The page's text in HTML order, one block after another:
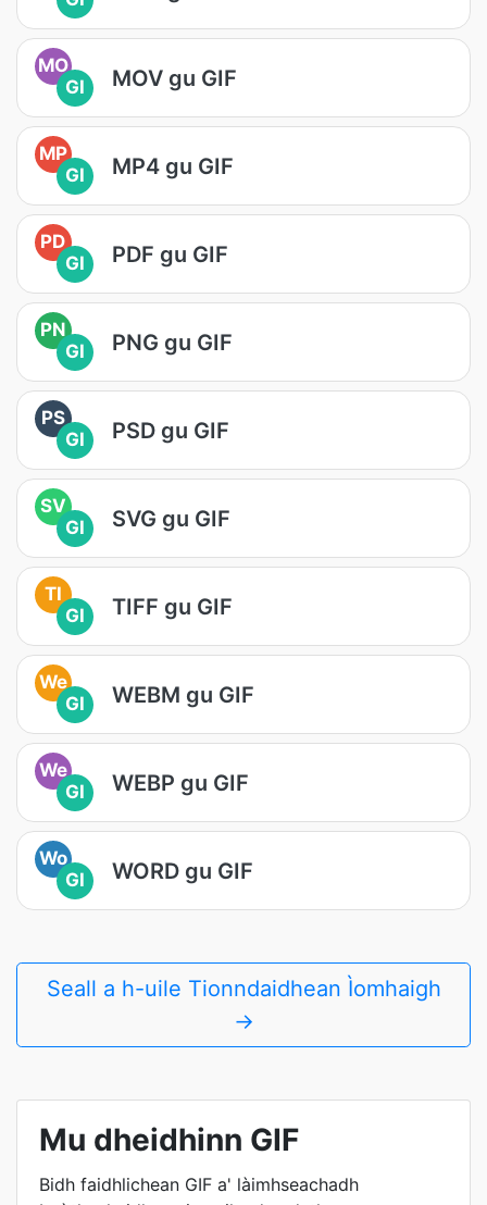
MO
GI
MOV gu GIF
MP
GI
MP4 gu GIF
PD
GI
PDF gu GIF
PN
GI
PNG gu GIF
PS
GI
PSD gu GIF
SV
GI
SVG gu GIF
TI
GI
TIFF gu GIF
We
GI
WEBM gu GIF
We
GI
WEBP gu GIF
Wo
GI
WORD gu GIF
Seall a h-uile Tionndaidhean Ìomhaigh
→
Mu dheidhinn GIF
Bidh faidhlichean GIF a' làimhseachadh